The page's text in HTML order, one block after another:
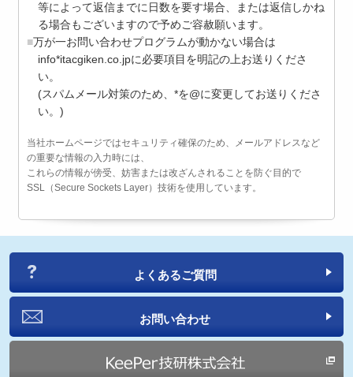
等によって返信までに日数を要す場合、または返信しかね
る場合もございますので予めご容赦願います。
万が一お問い合わせプログラムが動かない場合は
info*itacgiken.co.jpに必要項目を明記の上お送りくださ
い。
(スパムメール対策のため、*を@に変更してお送りくださ
い。)
当社ホームページではセキュリティ確保のため、メールアドレスなど
の重要な情報の入力時には、
これらの情報が傍受、妨害または改ざんされることを防ぐ目的で
SSL（Secure Sockets Layer）技術を使用しています。
よくあるご質問
お問い合わせ